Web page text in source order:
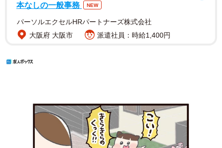
本なしの一般事務
NEW
パーソルエクセルHRパートナーズ株式会社
大阪府 大阪市
派遣社員：時給1,400円